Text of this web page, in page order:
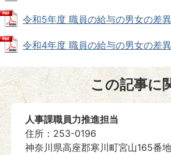
令和5年度 職員の給与の男女の差
令和4年度 職員の給与の男女の差
この記事に
人事課職員力推進担当
住所：253-0196
神奈川県高座郡寒川町宮山165番地